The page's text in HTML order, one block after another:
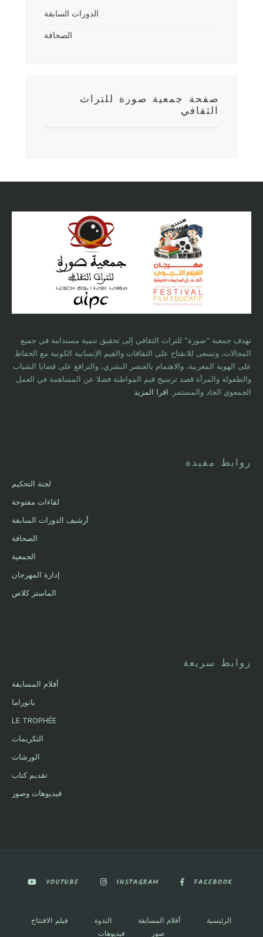
الدورات السابقة
الصحافة
صفحة جمعية صورة للتراث
الثقافي
تهدف جمعية “صورة” للتراث الثقافي إلى تحقيق تنمية مستدامة في جميع
المجالات، وتسعى للانفتاح على الثقافات والقيم الإنسانية الكونية مع الحفاظ
على الهوية المغربية، والاهتمام بالعنصر البشري، والترافع على قضايا الشباب
والطفولة والمرأة قصد ترسيخ قيم المواطنة فضلا عن المساهمة في العمل
الجمعوي الجاد والمستمر. اقرا المزيد
روابط مفيدة
لجنة التحكيم
لقاءات مفتوحة
أرشيف الدورات السابقة
الصحافة
الجمعية
إدارة المهرجان
الماستر كلاص
روابط سريعة
أفلام المسابقة
بانوراما
LE TROPHÉE
التكريمات
الورشات
تقديم كتاب
فيديوهات وصور
FACEBOOK
INSTAGRAM
YOUTUBE
الرئيسية أفلام المسابقة الندوة
فيلم الافتتاح
صور
فيديوهات